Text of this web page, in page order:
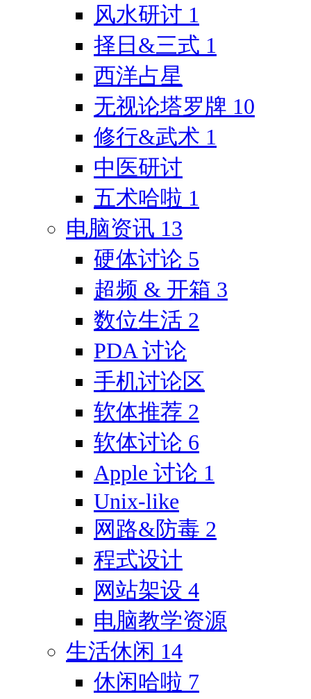
风水研讨 1
择日&三式 1
西洋占星
无视论塔罗牌 10
修行&武术 1
中医研讨
五术哈啦 1
电脑资讯 13
硬体讨论 5
超频 & 开箱 3
数位生活 2
PDA 讨论
手机讨论区
软体推荐 2
软体讨论 6
Apple 讨论 1
Unix-like
网路&防毒 2
程式设计
网站架设 4
电脑教学资源
生活休闲 14
休闲哈啦 7